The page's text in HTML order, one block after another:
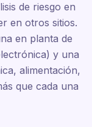
de riesgo en
en otros sitios.
en planta de
y una
alimentación,
que cada una